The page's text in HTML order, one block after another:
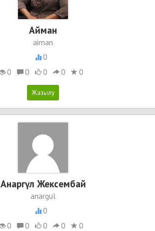
Айман
aiman
0
0
0 0 0 0
Анаргүл Жексембай
anargul
0
0
0 0 0 0